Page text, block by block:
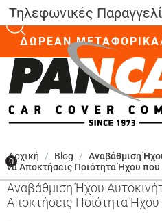
Τηλεφωνικές
ΔΩΡΕΑΝ ΜΕΤΑΦΟΡΙΚΑ
0
Αρχική / Blog / Αναβάθμιση
να Αποκτήσεις Ποιότητα Ήχου
Αναβάθμιση Ήχου
Αποκτήσεις Ποιότητα